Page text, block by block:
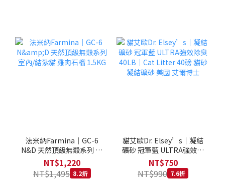
法米納Farmina｜GC-6
N&D 天然頂級無穀系列 室
內/結紮貓 雞肉石榴 1.5KG
NT$1,220
NT$1,495 8.2折
貓艾歐Dr. Elsey’s｜凝結
礦砂 冠軍藍 ULTRA強效除
臭 40LB｜Cat Litter 40磅
士
NT$750
NT$990 7.6折